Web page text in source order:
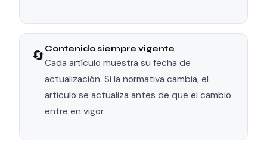
🔄Contenido siempre vigente
Cada artículo muestra su fecha de
actualización. Si la normativa cambia, el
artículo se actualiza antes de que el cambio
entre en vigor.